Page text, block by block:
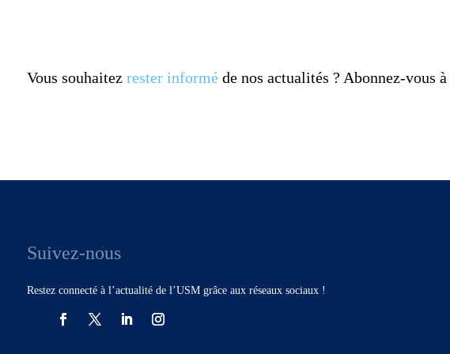
Vous souhaitez rester informéde nos actualités ? Abonnez-vous à
Suivez-nous
Restez connecté à l’actualité de l’USM grâce aux réseaux sociaux !